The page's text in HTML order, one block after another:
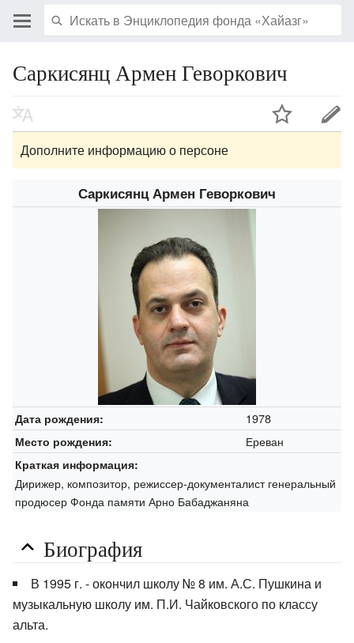
Саркисянц Армен Геворкович
Дополните информацию о персоне
Саркисянц Армен Геворкович
Дата рождения: 1978
Место рождения: Ереван
Краткая информация:
Дирижер, композитор, режиссер-документалист генеральный
продюсер Фонда памяти Арно Бабаджаняна
Биография
В 1995 г. - окончил школу № 8 им. А.С. Пушкина и
музыкальную школу им. П.И. Чайковского по классу
альта.